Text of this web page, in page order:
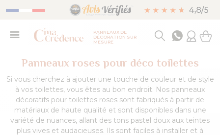
PANNEAUX DE
DÉCORATION SUR
MESURE
Panneaux roses pour déco toilettes
Si vous cherchez à ajouter une touche de couleur et de style
à vos toilettes, vous êtes au bon endroit. Nos panneaux
décoratifs pour toilettes roses sont fabriqués à partir de
matériaux de haute qualité et sont disponibles dans une
variété de nuances, allant des tons pastel doux aux teintes
plus vives et audacieuses. Ils sont faciles à installer et à